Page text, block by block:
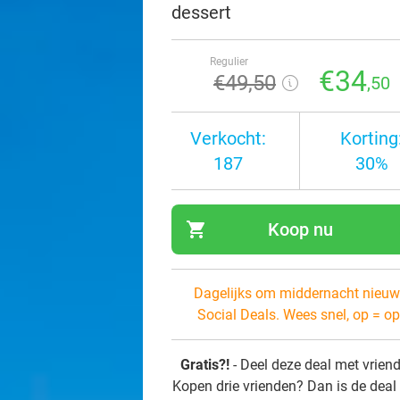
dessert
Regulier
€49,50 €34,50
Verkocht:
187
30%
shopping_cart Koop nu
Dagelijks om middernacht
Social Deals. Wees snel, op =
Gratis?! - Deel deze deal met
Kopen drie vrienden? Dan is de